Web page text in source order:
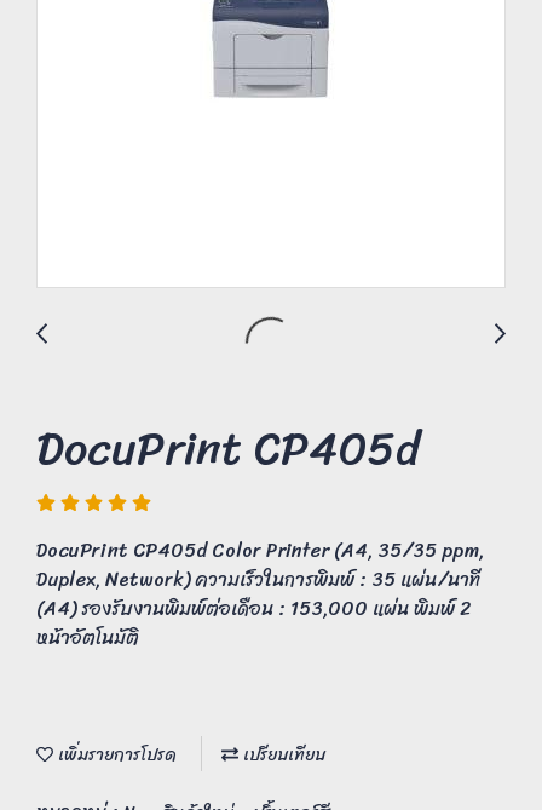
DocuPrint CP405d
DocuPrint CP405d Color Printer (A4, 35/35 ppm,
Duplex, Network) ความเร็วในการพิมพ์ : 35 แผ่น/นาที
(A4) รองรับงานพิมพ์ต่อเดือน : 153,000 แผ่น พิมพ์ 2
หน้าอัตโนมัติ
เพิ่มรายการโปรด เปรียบเทียบ